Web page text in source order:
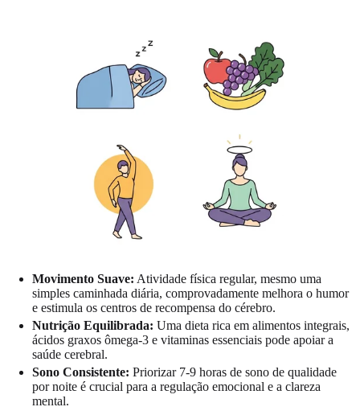
Movimento Suave: Atividade física regular, mesmo uma
simples caminhada diária, comprovadamente melhora o humor
e estimula os centros de recompensa do cérebro.
Nutrição Equilibrada: Uma dieta rica em alimentos integrais,
ácidos graxos ômega-3 e vitaminas essenciais pode apoiar a
saúde cerebral.
Sono Consistente: Priorizar 7-9 horas de sono de qualidade
por noite é crucial para a regulação emocional e a clareza
mental.